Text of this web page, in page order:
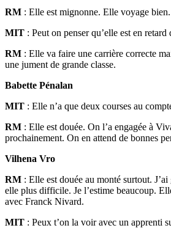
RM : Elle est mignonne. Elle voyage bien.
MIT : Peut on penser qu’elle est en retard
RM : Elle va faire une carrière correcte
une jument de grande classe.
Babette Pénalan
MIT : Elle n’a que deux courses au
RM : Elle est douée. On l’a engagée à
prochainement. On en attend de bonnes
Vilhena Vro
RM : Elle est douée au monté surtout.
elle plus difficile. Je l’estime beaucoup.
avec Franck Nivard.
MIT : Peux t’on la voir avec un apprenti